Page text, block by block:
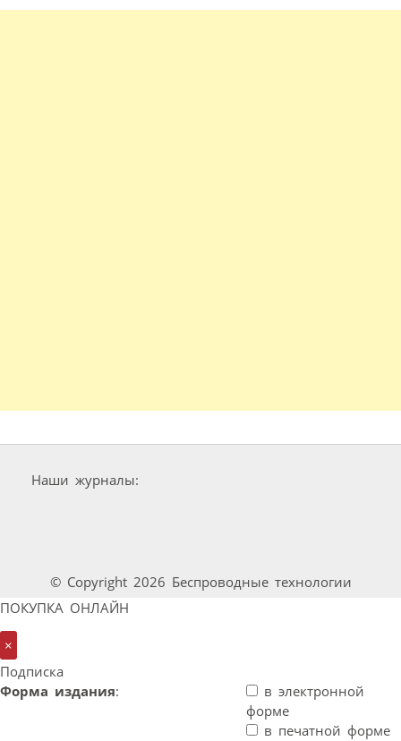
Наши журналы:
© Copyright 2026 Беспроводные технологии
ПОКУПКА ОНЛАЙН
×
Подписка
Форма издания:
в электронной
форме
в печатной форме